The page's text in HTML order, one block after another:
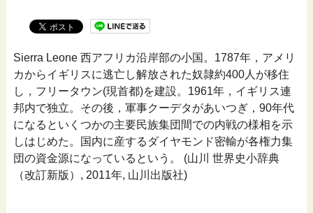
Sierra Leone 西アフリカ沿岸部の小国。1787年，アメリ
カからイギリスに逃亡し解放された奴隷約400人が移住
し，フリータウン(現首都)を建設。1961年，イギリス連
邦内で独立。その後，軍事クーデタがあいつぎ，90年代
になるといくつかの主要民族集団間での内戦の様相を示
しはじめた。国内に産するダイヤモンド密輸が各権力集
団の資金源になっているという。 (山川 世界史小辞典
（改訂新版）, 2011年, 山川出版社)